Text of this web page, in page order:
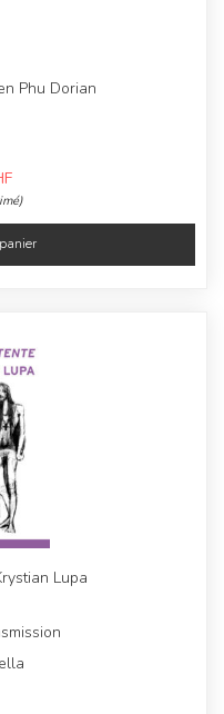
Phu Dorian
Lupa